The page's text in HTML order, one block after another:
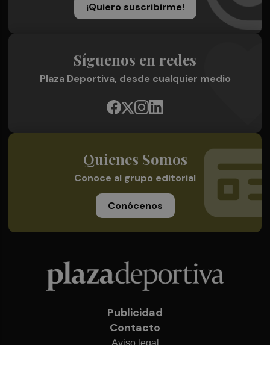
¡Quiero suscribirme!
Síguenos en redes
Plaza Deportiva, desde cualquier medio
Quienes Somos
Conoce al grupo editorial
Conócenos
Publicidad
Contacto
Aviso legal